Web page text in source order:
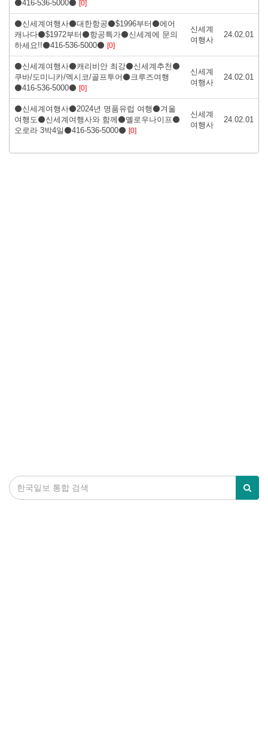
⚫416-536-5000⚫ [0]
⚫신세계여행사⚫대한항공⚫$1996부터⚫에어
캐나다⚫$1972부터⚫항공특가⚫신세계에 문의
하세요!!⚫416-536-5000⚫ [0]
신세계
여행사
24.02.01
⚫신세계여행사⚫캐리비안 최강⚫신세계추천⚫
쿠바/도미니카/멕시코/골프투어⚫크루즈여행
⚫416-536-5000⚫ [0]
신세계
여행사
24.02.01
⚫신세계여행사⚫2024년 명품유럽 여행⚫겨울
여행도⚫신세계여행사와 함께⚫옐로우나이프⚫
오로라 3박4일⚫416-536-5000⚫ [0]
신세계
여행사
24.02.01